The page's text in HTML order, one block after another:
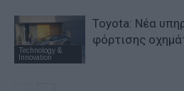
Technology &
Innovation
Toyota: Νέα
φόρτισης